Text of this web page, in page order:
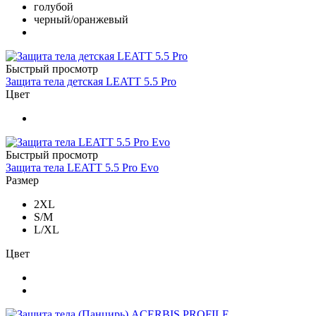
голубой
черный/оранжевый
Быстрый просмотр
Защита тела детская LEATT 5.5 Pro
Цвет
Быстрый просмотр
Защита тела LEATT 5.5 Pro Evo
Размер
2XL
S/M
L/XL
Цвет